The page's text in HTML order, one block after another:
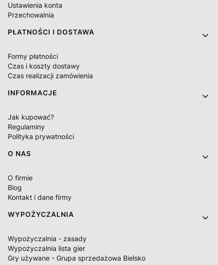
Ustawienia konta
Przechowalnia
PŁATNOŚCI I DOSTAWA
Formy płatności
Czas i koszty dostawy
Czas realizacji zamówienia
INFORMACJE
Jak kupować?
Regulaminy
Polityka prywatności
O NAS
O firmie
Blog
Kontakt i dane firmy
WYPOŻYCZALNIA
Wypożyczalnia - zasady
Wypożyczalnia lista gier
Gry używane - Grupa sprzedażowa Bielsko